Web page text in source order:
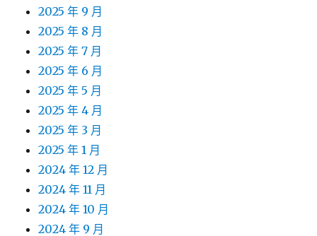
2025 年 9 月
2025 年 8 月
2025 年 7 月
2025 年 6 月
2025 年 5 月
2025 年 4 月
2025 年 3 月
2025 年 1 月
2024 年 12 月
2024 年 11 月
2024 年 10 月
2024 年 9 月